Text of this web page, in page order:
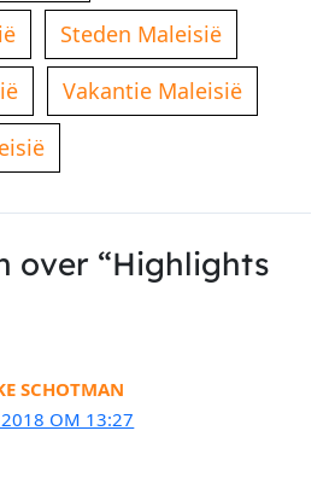
Steden Maleisië
Vakantie Maleisië
over “Highlights
SCHOTMAN
OM 13:27